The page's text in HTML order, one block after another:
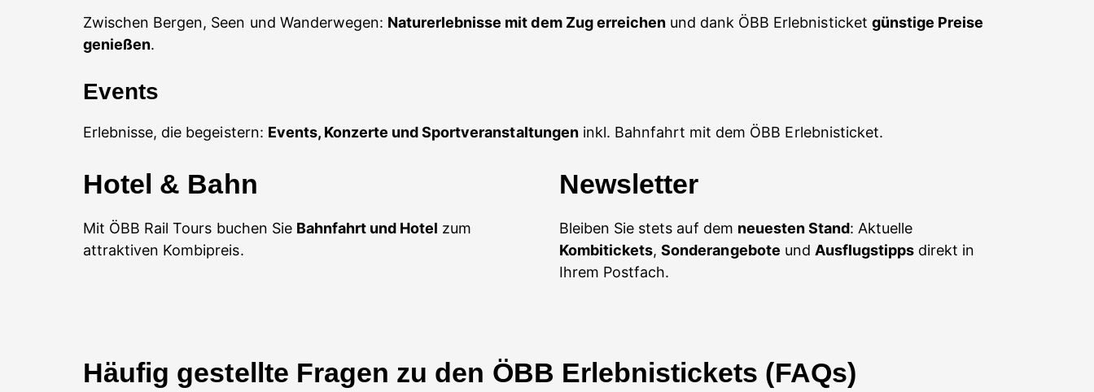
Zwischen Bergen, Seen und Wanderwegen: Naturerlebnisse mit dem Zug erreichenund dank ÖBB Erlebnisticket günstige Preise
genießen.
Events
Erlebnisse, die begeistern: Events, Konzerte und Sportveranstaltungeninkl. Bahnfahrt mit dem ÖBB Erlebnisticket.
Hotel & Bahn
Mit ÖBB Rail Tours buchen Sie Bahnfahrt und Hotel zum
attraktiven Kombipreis.
Newsletter
Bleiben Sie stets auf dem neuesten Stand: Aktuelle
Kombitickets,Sonderangebote und Ausflugstipps direkt in
Ihrem Postfach.
Häufig gestellte Fragen zu den ÖBB Erlebnistickets (FAQs)